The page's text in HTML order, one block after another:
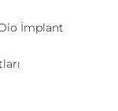
İmplant